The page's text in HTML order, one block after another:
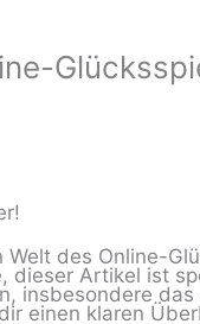
des Online-
dieser Artikel ist
insbesondere
einen klaren